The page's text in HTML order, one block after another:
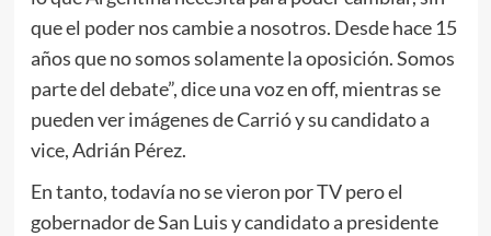
que el poder nos cambie a nosotros. Desde hace 15
años que no somos solamente la oposición. Somos
parte del debate”, dice una voz en off, mientras se
pueden ver imágenes de Carrió y su candidato a
vice, Adrián Pérez.
En tanto, todavía no se vieron por TV pero el
gobernador de San Luis y candidato a presidente